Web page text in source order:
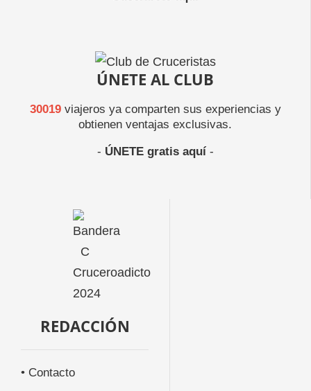
ÚNETE AL CLUB
30019viajeros ya comparten sus experiencias y
obtienen ventajas exclusivas.
- ÚNETE gratis aquí-
REDACCIÓN
• Contacto